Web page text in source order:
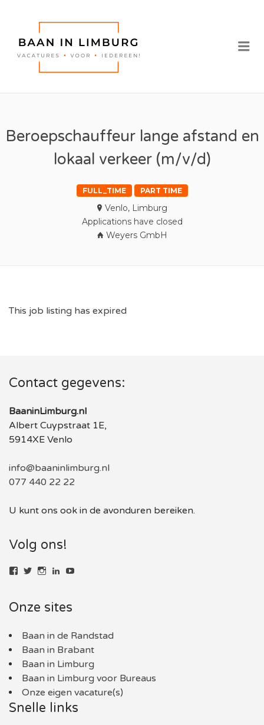
VACATURES IN
Beroepschauffeur lange afstand en
lokaal verkeer (m/v/d)
FULL_TIME PART TIME
Venlo, Limburg
Applications have closed
Weyers GmbH
This job listing has expired
Contact gegevens:
BaaninLimburg.nl
Albert Cuypstraat 1E,
5914XE Venlo
info@baaninlimburg.nl
077 440 22 22
U kunt ons ook in de avonduren bereiken.
Volg ons!
Bekijk
baaninlimburg.nl
Bekijk
BaaninLimburgNL
Bekijk
baaninlimburg.nl
LinkedIn
Onze sites
Baan in de Randstad
Baan in Brabant
Baan in Limburg
Baan in Limburg voor Bureaus
Onze eigen vacature(s)
Snelle links